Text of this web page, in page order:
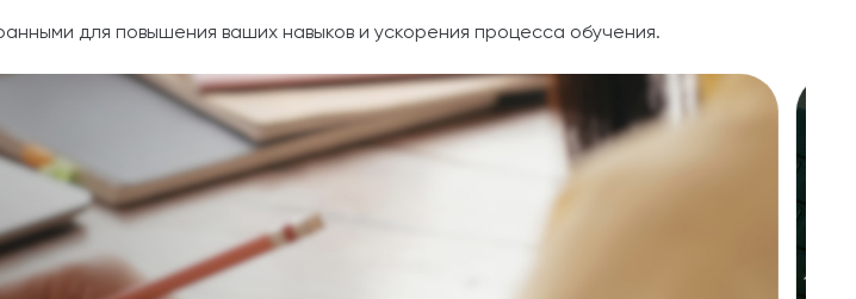
для повышения ваших навыков и ускорения процесса обучения.